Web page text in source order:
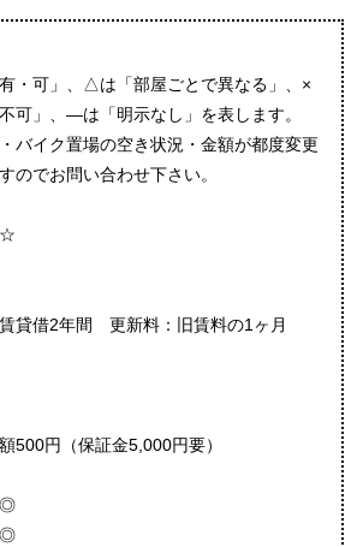
・可」、△は「部屋ごとで異なる」、×
可」、―は「明示なし」を表します。
バイク置場の空き状況・金額が都度変更
のでお問い合わせ下さい。
☆
貸借2年間 更新料：旧賃料の1ヶ月
円（保証金5,000円要）
◎
◎